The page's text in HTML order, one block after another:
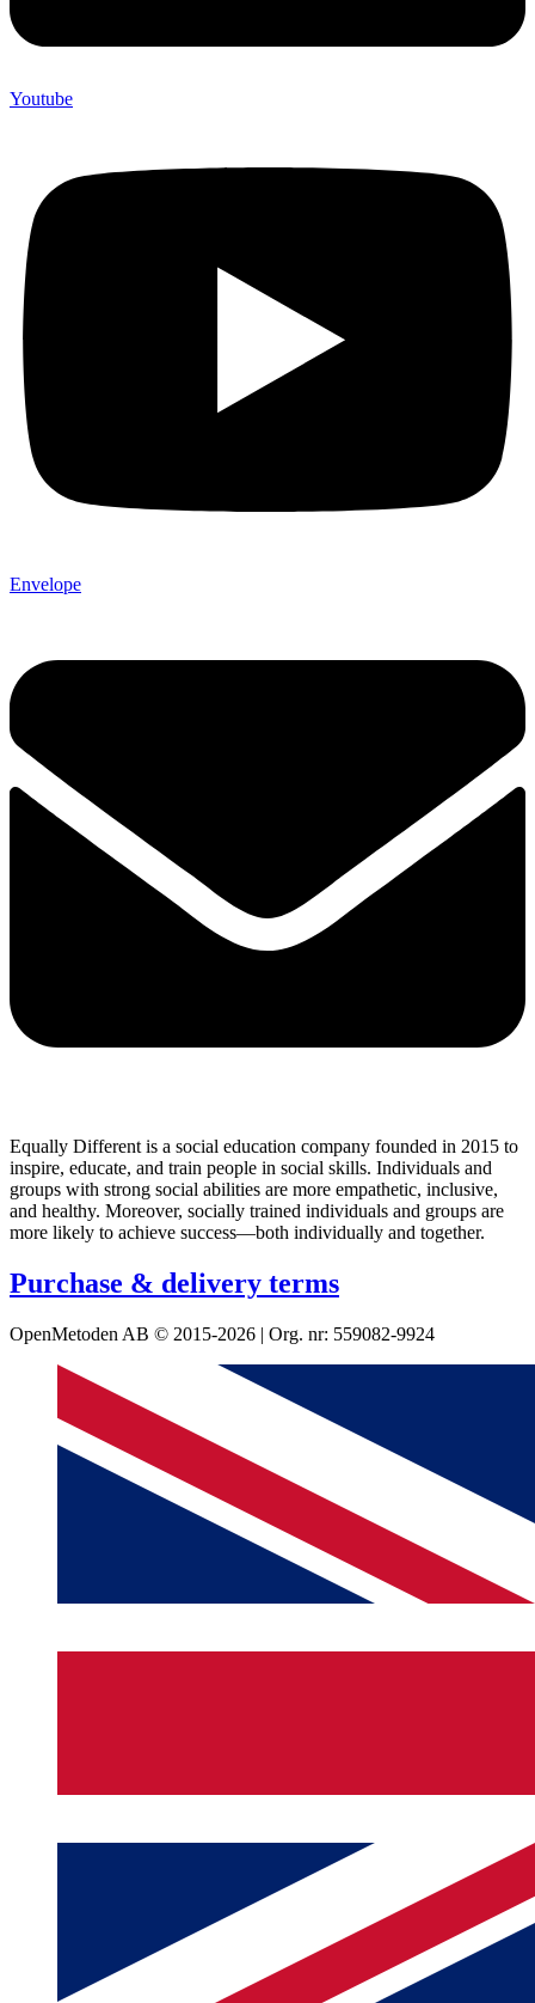
Youtube
Envelope
Equally Different is a social education company founded in 2015 to
inspire, educate, and train people in social skills. Individuals and
groups with strong social abilities are more empathetic, inclusive,
and healthy. Moreover, socially trained individuals and groups are
more likely to achieve success—both individually and together.
Purchase & delivery terms
OpenMetoden AB © 2015-2026 | Org. nr: 559082-9924